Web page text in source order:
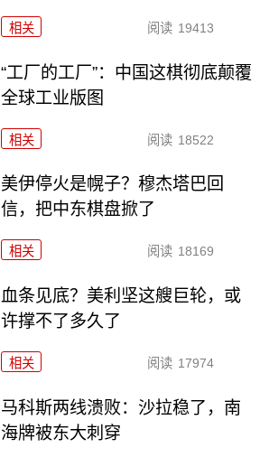
相关 阅读 19413
“工厂的工厂”：中国这棋彻底颠覆
全球工业版图
相关 阅读 18522
美伊停火是幌子？穆杰塔巴回
信，把中东棋盘掀了
相关 阅读 18169
血条见底？美利坚这艘巨轮，或
许撑不了多久了
相关 阅读 17974
马科斯两线溃败：沙拉稳了，南
海牌被东大刺穿